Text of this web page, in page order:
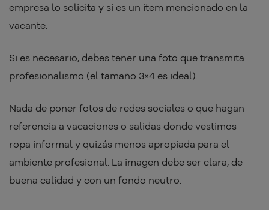
empresa lo solicita y si es un ítem mencionado en la
vacante.
Si es necesario, debes tener una foto que transmita
profesionalismo (el tamaño 3×4 es ideal).
Nada de poner fotos de redes sociales o que hagan
referencia a vacaciones o salidas donde vestimos
ropa informal y quizás menos apropiada para el
ambiente profesional. La imagen debe ser clara, de
buena calidad y con un fondo neutro.